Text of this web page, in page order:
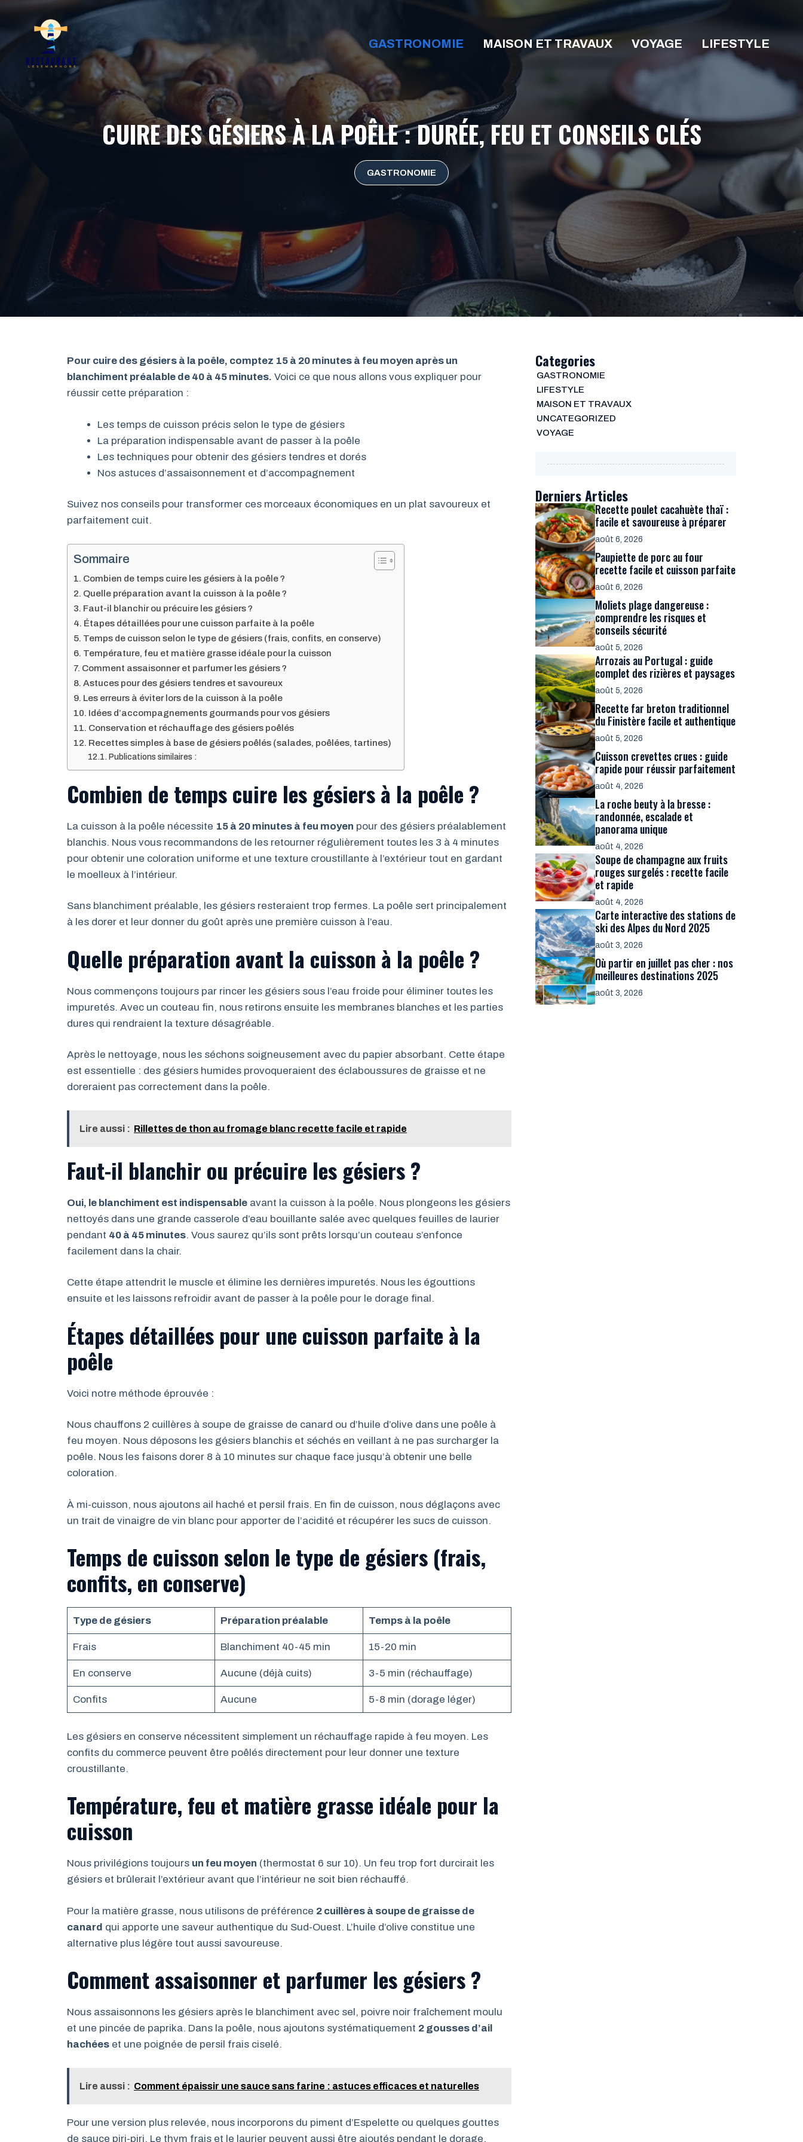
Aller
contenu
GASTRONOMIE MAISON ET TRAVAUX VOYAGE LIFESTYLE
CUIRE DES GÉSIERS À LA POÊLE : DURÉE, FEU ET CONSEILS CLÉS
GASTRONOMIE
Pour cuire des gésiers à la poêle, comptez 15 à 20 minutes à feu moyen après un
blanchiment préalable de 40 à 45 minutes. Voici ce que nous allons vous expliquer pour
réussir cette préparation :
Les temps de cuisson précis selon le type de gésiers
La préparation indispensable avant de passer à la poêle
Les techniques pour obtenir des gésiers tendres et dorés
Nos astuces d’assaisonnement et d’accompagnement
Suivez nos conseils pour transformer ces morceaux économiques en un plat savoureux et
parfaitement cuit.
Sommaire
Combien de temps cuire les gésiers à la poêle ?
Quelle préparation avant la cuisson à la poêle ?
Faut-il blanchir ou précuire les gésiers ?
Étapes détaillées pour une cuisson parfaite à la poêle
Temps de cuisson selon le type de gésiers (frais, confits, en conserve)
Température, feu et matière grasse idéale pour la cuisson
Comment assaisonner et parfumer les gésiers ?
Astuces pour des gésiers tendres et savoureux
Les erreurs à éviter lors de la cuisson à la poêle
Idées d’accompagnements gourmands pour vos gésiers
Conservation et réchauffage des gésiers poêlés
Recettes simples à base de gésiers poêlés (salades, poêlées, tartines)
Publications similaires :
Combien de temps cuire les gésiers à la poêle ?
La cuisson à la poêle nécessite 15 à 20 minutes à feu moyen pour des gésiers préalablement
blanchis. Nous vous recommandons de les retourner régulièrement toutes les 3 à 4 minutes
pour obtenir une coloration uniforme et une texture croustillante à l’extérieur tout en gardant
le moelleux à l’intérieur.
Sans blanchiment préalable, les gésiers resteraient trop fermes. La poêle sert principalement
à les dorer et leur donner du goût après une première cuisson à l’eau.
Quelle préparation avant la cuisson à la poêle ?
Nous commençons toujours par rincer les gésiers sous l’eau froide pour éliminer toutes les
impuretés. Avec un couteau fin, nous retirons ensuite les membranes blanches et les parties
dures qui rendraient la texture désagréable.
Après le nettoyage, nous les séchons soigneusement avec du papier absorbant. Cette étape
est essentielle : des gésiers humides provoqueraient des éclaboussures de graisse et ne
doreraient pas correctement dans la poêle.
Lire aussi : Rillettes de thon au fromage blanc recette facile et rapide
Faut-il blanchir ou précuire les gésiers ?
Oui, le blanchiment est indispensable avant la cuisson à la poêle. Nous plongeons les gésiers
nettoyés dans une grande casserole d’eau bouillante salée avec quelques feuilles de laurier
pendant 40 à 45 minutes. Vous saurez qu’ils sont prêts lorsqu’un couteau s’enfonce
facilement dans la chair.
Cette étape attendrit le muscle et élimine les dernières impuretés. Nous les égouttions
ensuite et les laissons refroidir avant de passer à la poêle pour le dorage final.
Étapes détaillées pour une cuisson parfaite à la
poêle
Voici notre méthode éprouvée :
Nous chauffons 2 cuillères à soupe de graisse de canard ou d’huile d’olive dans une poêle à
feu moyen. Nous déposons les gésiers blanchis et séchés en veillant à ne pas surcharger la
poêle. Nous les faisons dorer 8 à 10 minutes sur chaque face jusqu’à obtenir une belle
coloration.
À mi-cuisson, nous ajoutons ail haché et persil frais. En fin de cuisson, nous déglaçons avec
un trait de vinaigre de vin blanc pour apporter de l’acidité et récupérer les sucs de cuisson.
Temps de cuisson selon le type de gésiers (frais,
confits, en conserve)
Type de gésiers Préparation préalable Temps à la poêle
Frais Blanchiment 40-45 min 15-20 min
En conserve Aucune (déjà cuits) 3-5 min (réchauffage)
Confits Aucune 5-8 min (dorage léger)
Les gésiers en conserve nécessitent simplement un réchauffage rapide à feu moyen. Les
confits du commerce peuvent être poêlés directement pour leur donner une texture
croustillante.
Température, feu et matière grasse idéale pour la
cuisson
Nous privilégions toujours un feu moyen (thermostat 6 sur 10). Un feu trop fort durcirait les
gésiers et brûlerait l’extérieur avant que l’intérieur ne soit bien réchauffé.
Pour la matière grasse, nous utilisons de préférence 2 cuillères à soupe de graisse de
canard qui apporte une saveur authentique du Sud-Ouest. L’huile d’olive constitue une
alternative plus légère tout aussi savoureuse.
Comment assaisonner et parfumer les gésiers ?
Nous assaisonnons les gésiers après le blanchiment avec sel, poivre noir fraîchement moulu
et une pincée de paprika. Dans la poêle, nous ajoutons systématiquement 2 gousses d’ail
hachées et une poignée de persil frais ciselé.
Lire aussi : Comment épaissir une sauce sans farine : astuces efficaces et naturelles
Pour une version plus relevée, nous incorporons du piment d’Espelette ou quelques gouttes
de sauce piri-piri. Le thym frais et le laurier peuvent aussi être ajoutés pendant le dorage.
Categories
GASTRONOMIE
LIFESTYLE
MAISON ET TRAVAUX
UNCATEGORIZED
VOYAGE
Derniers Articles
Recette poulet cacahuète thaï :
facile et savoureuse à préparer
août 6, 2026
Paupiette de porc au four
recette facile et cuisson parfaite
août 6, 2026
Moliets plage dangereuse :
comprendre les risques et
conseils sécurité
août 5, 2026
Arrozais au Portugal : guide
complet des rizières et paysages
août 5, 2026
Recette far breton traditionnel
du Finistère facile et authentique
août 5, 2026
Cuisson crevettes crues : guide
rapide pour réussir parfaitement
août 4, 2026
La roche beuty à la bresse :
randonnée, escalade et
panorama unique
août 4, 2026
Soupe de champagne aux fruits
rouges surgelés : recette facile
et rapide
août 4, 2026
Carte interactive des stations de
ski des Alpes du Nord 2025
août 3, 2026
Où partir en juillet pas cher : nos
meilleures destinations 2025
août 3, 2026